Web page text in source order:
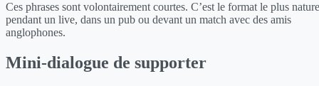
Ces phrases sont volontairement courtes. C’est le format le plus
pendant un live, dans un pub ou devant un match avec des amis
anglophones.
Mini-dialogue de supporter